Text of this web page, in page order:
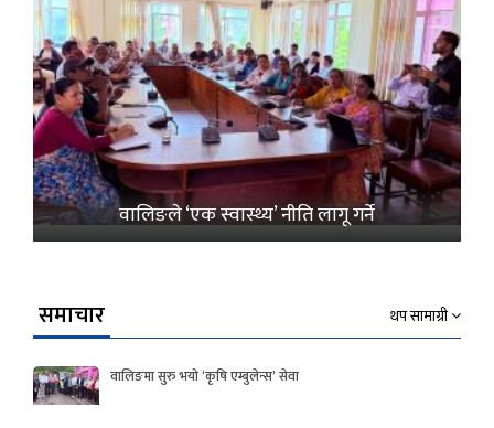
वालिङले ‘एक स्वास्थ्य’ नीति लागू गर्ने
समाचार थप सामाग्री
वालिङमा सुरु भयो ‘कृषि एम्बुलेन्स’ सेवा